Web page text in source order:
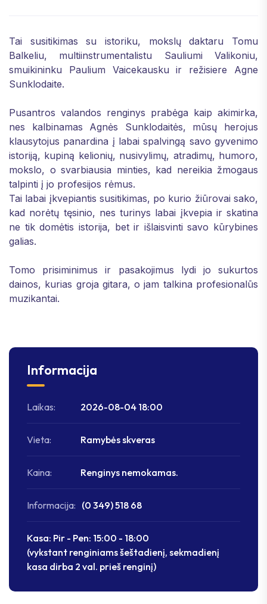
Tai susitikimas su istoriku, mokslų daktaru Tomu
Balkeliu, multiinstrumentalistu Sauliumi Valikoniu,
smuikininku Paulium Vaicekausku ir režisiere Agne
Sunklodaite.
Pusantros valandos renginys prabėga kaip akimirka,
nes kalbinamas Agnės Sunklodaitės, mūsų herojus
klausytojus panardina į labai spalvingą savo gyvenimo
istoriją, kupiną kelionių, nusivylimų, atradimų, humoro,
mokslo, o svarbiausia minties, kad nereikia žmogaus
talpinti į jo profesijos rėmus.
Tai labai įkvepiantis susitikimas, po kurio žiūrovai sako,
kad norėtų tęsinio, nes turinys labai įkvepia ir skatina
ne tik domėtis istorija, bet ir išlaisvinti savo kūrybines
galias.
Tomo prisiminimus ir pasakojimus lydi jo sukurtos
dainos, kurias groja gitara, o jam talkina profesionalūs
muzikantai.
Informacija
Laikas: 2026-08-04 18:00
Vieta: Ramybės skveras
Kaina: Renginys nemokamas.
Informacija: (0 349) 518 68
Kasa: Pir - Pen: 15:00 - 18:00
(vykstant renginiams šeštadienį, sekmadienį
kasa dirba 2 val. prieš renginį)